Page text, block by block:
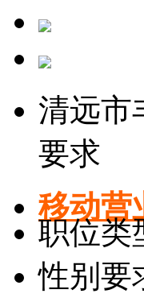
清远市
要求
移动营
职位类
性别要